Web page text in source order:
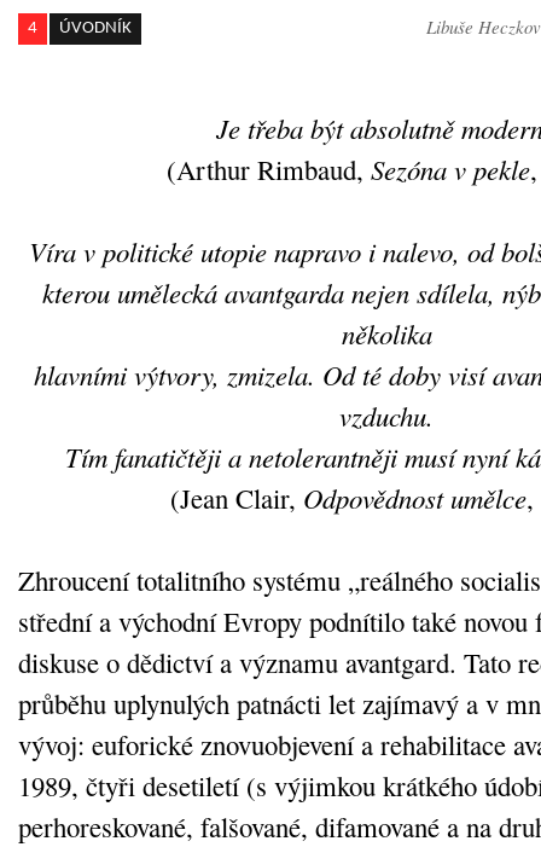
4 ÚVODNÍK Libuše
Je třeba být absolutně
(Arthur Rimbaud, Sezóna v pekle
Víra v politické utopie napravo i nalevo, od
kterou umělecká avantgarda nejen sdílela,
několika
hlavními výtvory, zmizela. Od té doby visí
vzduchu.
Tím fanatičtěji a netolerantněji musí nyní
(Jean Clair, Odpovědnost umělce,
Zhroucení totalitního systému „reálného
střední a východní Evropy podnítilo také novou
diskuse o dědictví a významu avantgard. Tato
průběhu uplynulých patnácti let zajímavý a v
vývoj: euforické znovuobjevení a rehabilitace
1989, čtyři desetiletí (s výjimkou krátkého
perhoreskované, falšované, difamované a na